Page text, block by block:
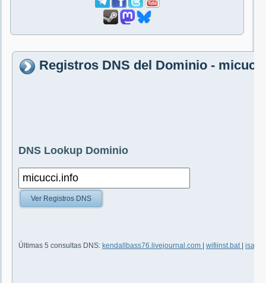
Registros DNS del Dominio -
DNS Lookup Dominio
Ver Registros DNS
Últimas 5 consultas DNS: kendallbass76.livejournal.com wifiinst.bat